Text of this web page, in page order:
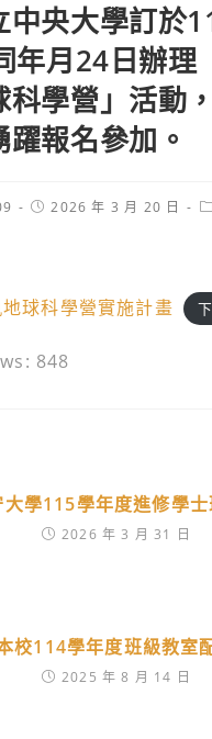
中央大學訂於
年月24日辦理
科學營」活動
報名參加。
Post2026 年 3 月 20 日
球科學營實施計畫
848
學115學年度進修學
2026 年 3 月 31 日
校114學年度班級教室
2025 年 8 月 14 日